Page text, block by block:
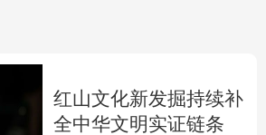
红山文化新发掘持续补
全中华文明实证链条